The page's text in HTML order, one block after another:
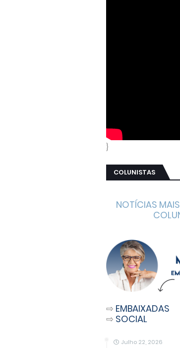
}
COLUNISTAS
NOTÍCIAS
⇨ EMBAIXADAS
⇨ SOCIAL
Julho 22, 2026